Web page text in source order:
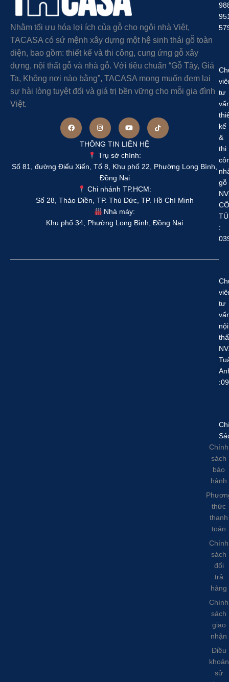
Nhằm tối ưu hóa lợi ích của gỗ cho ngôi nhà Việt,
TACASA có sứ mệnh xây dựng một hệ sinh thái gỗ toàn
diện, bao gồm: thiết kế và thi công, cung ứng gỗ xây
dựng, nội thất gỗ và nhà gỗ. Với tiêu chuẩn “Gỗ Tây, Giá
Ta, Không nơi nào bằng”, TACASA mong muốn đem lại
sự hài lòng tuyệt đối và giá trị bền vững cho mỗi gia đình
Việt.
THÔNG TIN LIÊN HỆ
Trụ sở chính:
Số 81, đường Điểu Xiển, Tổ 8, Khu phố 22, Phường Long Bình,
Đồng Nai
Chi nhánh TP.HCM:
Số 28, Thảo Điền, TP. Thủ Đức, TP. Hồ Chí Minh
Nhà máy:
Khu phố 34, Phường Long Bình, Đồng Nai
tư
kế
&
thi
gỗ
TÚ
:
tư
nội
Chính
sách
bảo
hành
thức
thanh
toán
Chính
sách
đổi
trả
hàng
Chính
sách
giao
nhận
Điều
khoản
sử